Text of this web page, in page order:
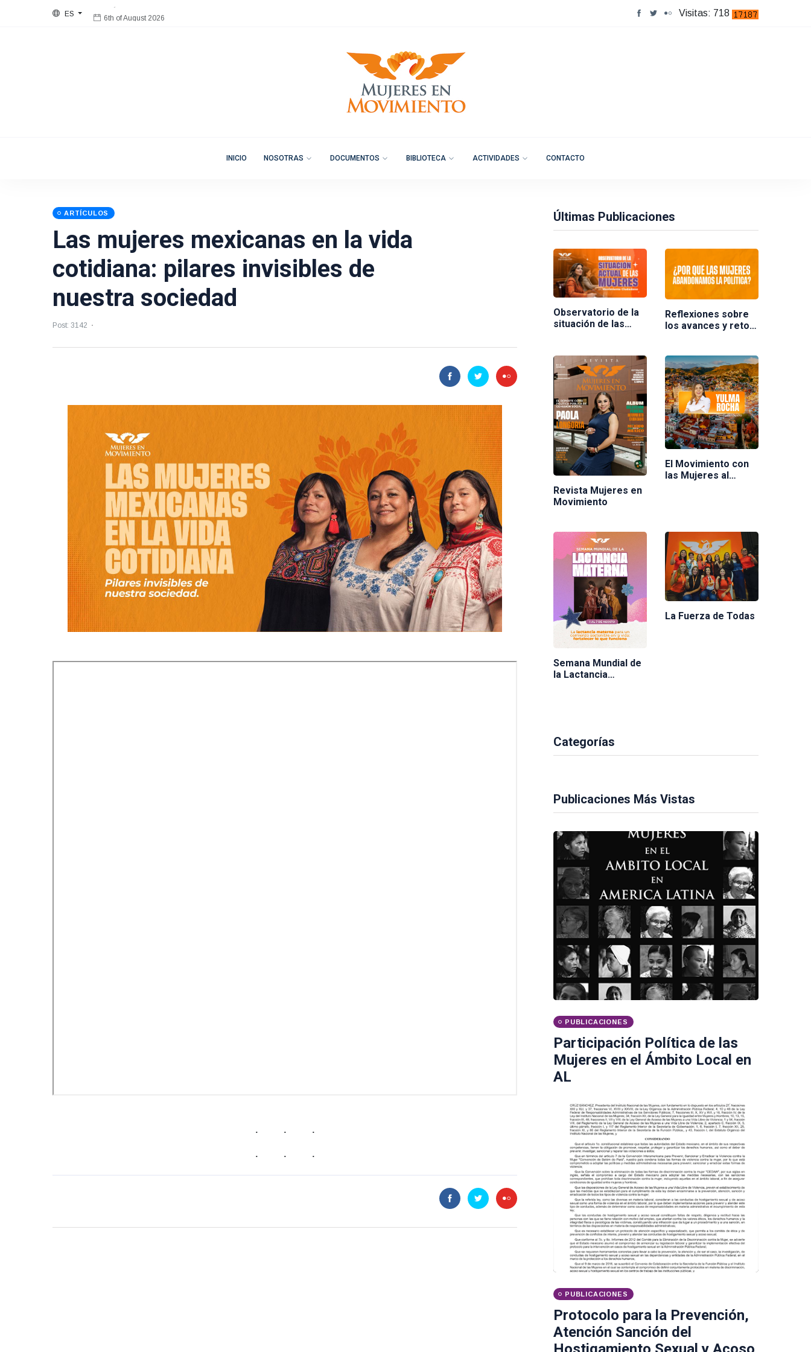
ES
6th of August 2026
Visitas: 718
INICIO NOSOTRAS DOCUMENTOS BIBLIOTECA ACTIVIDADES CONTACTO
ARTÍCULOS
Las mujeres mexicanas en la vida
cotidiana: pilares invisibles de
nuestra sociedad
Post: 3142
Últimas Publicaciones
Observatorio de la
situación de las
Ciudadano
Reflexiones sobre
los avances y retos
Ponente Nuria
Varela
Revista Mujeres en
Movimiento
El Movimiento con
las Mujeres al
Semana Mundial de
la Lactancia
La Fuerza de Todas
Categorías
Publicaciones Más Vistas
PUBLICACIONES
Participación Política de las
Mujeres en el Ámbito Local en
AL
PUBLICACIONES
Protocolo para la Prevención,
Atención Sanción del